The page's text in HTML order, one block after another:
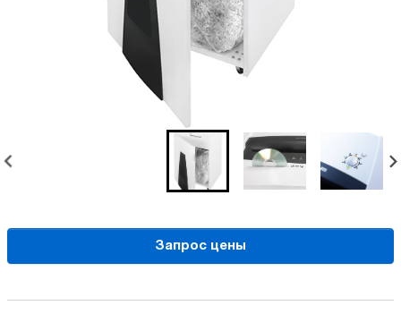
Запрос цены